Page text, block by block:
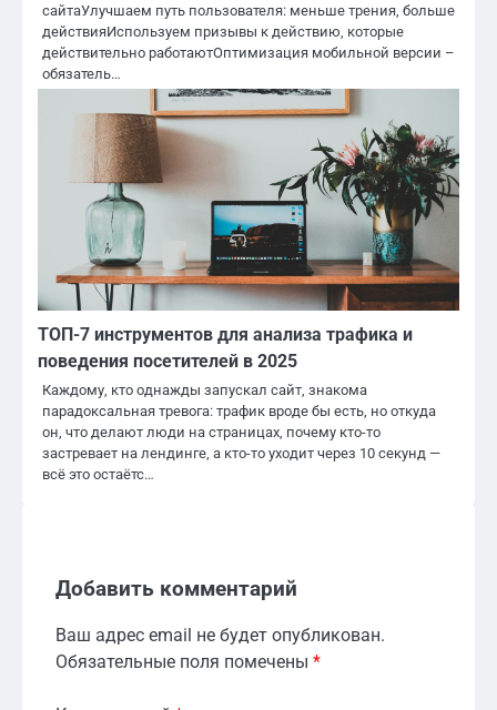
сайтаУлучшаем путь пользователя: меньше трения, больше
действияИспользуем призывы к действию, которые
действительно работаютОптимизация мобильной версии –
обязатель…
ТОП-7 инструментов для анализа трафика и
поведения посетителей в 2025
Каждому, кто однажды запускал сайт, знакома
парадоксальная тревога: трафик вроде бы есть, но откуда
он, что делают люди на страницах, почему кто-то
застревает на лендинге, а кто-то уходит через 10 секунд —
всё это остаётс…
Добавить комментарий
Ваш адрес email не будет опубликован.
Обязательные поля помечены *